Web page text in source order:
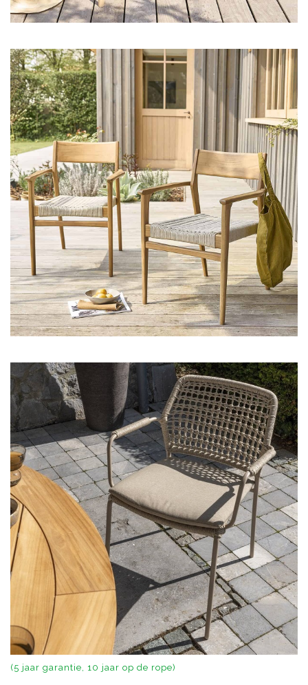
(5 jaar garantie, 10 jaar op de rope)